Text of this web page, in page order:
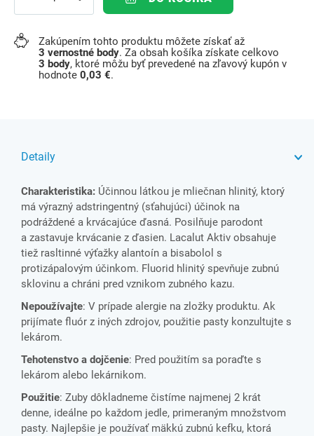
Zakúpením tohto produktu môžete získať až
3 vernostné body. Za obsah košíka získate celkovo
3 body, ktoré môžu byť prevedené na zľavový kupón v
hodnote 0,03 €.
Detaily
Charakteristika: Účinnou látkou je mliečnan hlinitý, ktorý
má výrazný adstringentný (sťahujúci) účinok na
podráždené a krvácajúce ďasná. Posilňuje parodont
a zastavuje krvácanie z ďasien. Lacalut Aktiv obsahuje
tiež rasltinné výťažky alantoín a bisabolol s
protizápalovým účinkom. Fluorid hlinitý spevňuje zubnú
sklovinu a chráni pred vznikom zubného kazu.
Nepoužívajte: V prípade alergie na zložky produktu. Ak
prijímate fluór z iných zdrojov, použitie pasty konzultujte s
lekárom.
Tehotenstvo a dojčenie: Pred použitím sa poraďte s
lekárom alebo lekárnikom.
Použitie: Zuby dôkladneme čistíme najmenej 2 krát
denne, ideálne po každom jedle, primeraným množstvom
pasty. Najlepšie je používať mäkkú zubnú kefku, ktorá